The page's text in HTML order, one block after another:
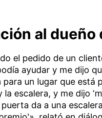
al
el pedido de un
ayudar y me dijo
para un lugar que
la escalera, y me dijo
puerta da a una